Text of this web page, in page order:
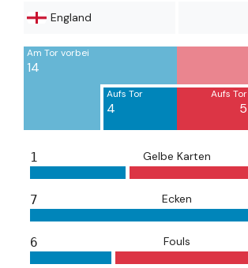
England
Am Tor vorbei
14
Aufs Tor
4
Aufs Tor
5
1 Gelbe Karten
7 Ecken
6 Fouls